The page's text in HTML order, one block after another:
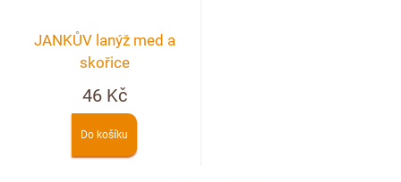
JANKŮV lanýž med a
skořice
46 Kč
Do košíku